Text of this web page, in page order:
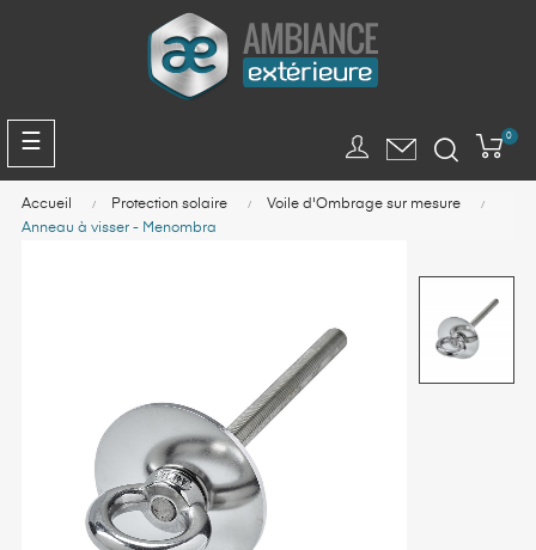
Basculer
la
☰ 0
Accueil Protection solaire
Voile d'Ombrage sur mesure
Anneau à visser - Menombra
Panneau de gestion des cookies